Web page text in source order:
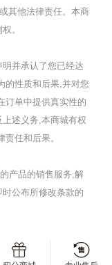
其他法律责任。本商
。
明并承认了您已经达
的性质和后果,并对您
订单中提供真实性的
述义务,本商城有权
任和后果。
产品的销售服务,解
时公布所修改条款的